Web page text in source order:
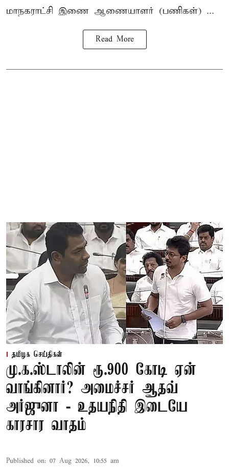
மாநகராட்சி இணை ஆணையாளர் (பணிகள்) ...
Read More
தமிழக செய்திகள்
மு.க.ஸ்டாலின் ரூ.900 கோடி ஏன்
வாங்கினார்? அமைச்சர் ஆதவ்
அர்ஜுனா - உதயநிதி இடையே
காரசார வாதம்
Published on: 07 Aug 2026, 10:55 am